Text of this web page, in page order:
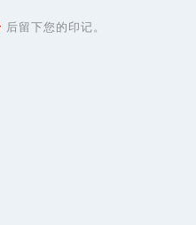
后留下您的印记。